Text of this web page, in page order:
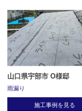
山口県宇部市 O様邸
雨漏り
施工事例を見る